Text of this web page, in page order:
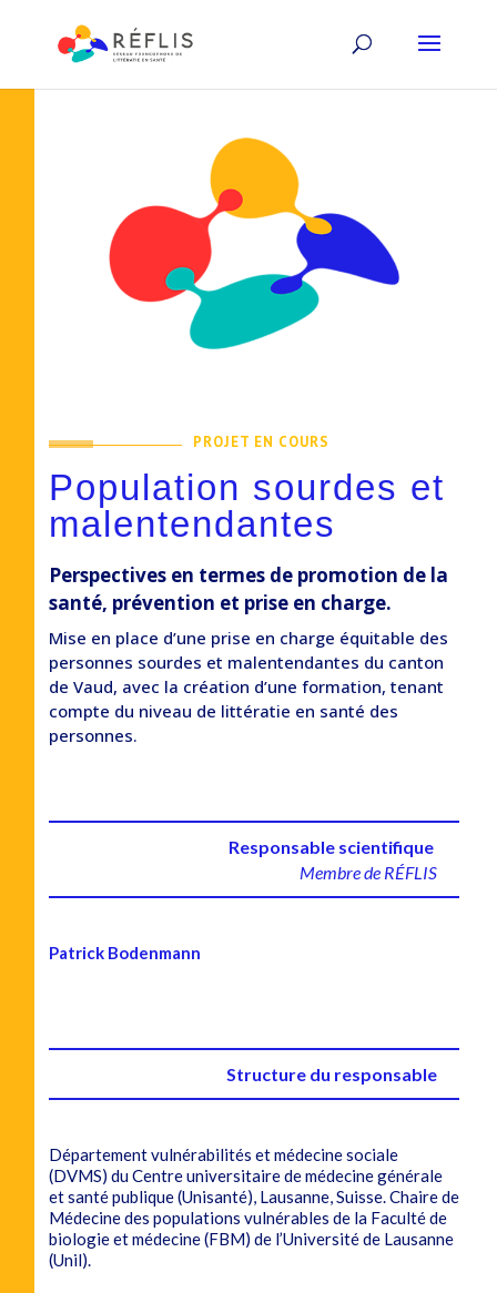
PROJET EN COURS
Population sourdes et
malentendantes
Perspectives en termes de promotion de la
santé, prévention et prise en charge.
Mise en place d’une prise en charge équitable des
personnes sourdes et malentendantes du canton
de Vaud, avec la création d’une formation, tenant
compte du niveau de littératie en santé des
personnes.
Responsable scientifique
Membre de RÉFLIS
Patrick Bodenmann
Structure du responsable
Département vulnérabilités et médecine sociale
(DVMS) du Centre universitaire de médecine générale
et santé publique (Unisanté), Lausanne, Suisse. Chaire de
Médecine des populations vulnérables de la Faculté de
biologie et médecine (FBM) de l’Université de Lausanne
(Unil).